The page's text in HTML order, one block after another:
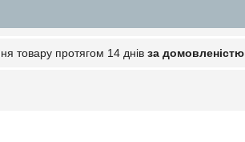
товару протягом 14 днів за домовленістю